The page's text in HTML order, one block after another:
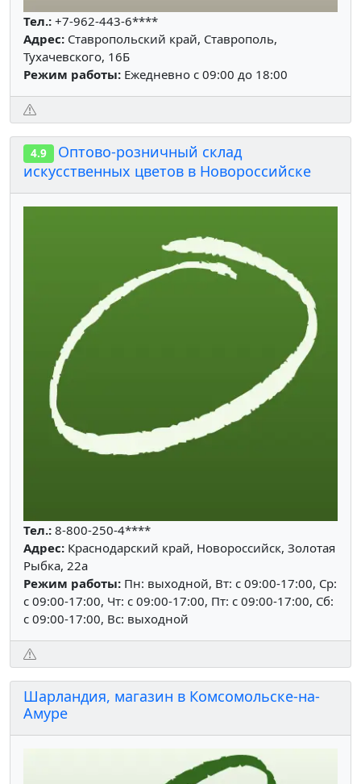
Тел.: +7-962-443-6****
Адрес: Ставропольский край, Ставрополь,
Тухачевского, 16Б
Режим работы: Ежедневно с 09:00 до 18:00
4.9
Оптово-розничный склад
искусственных цветов в Новороссийске
Тел.: 8-800-250-4****
Адрес: Краснодарский край, Новороссийск, Золотая
Рыбка, 22а
Режим работы: Пн: выходной, Вт: c 09:00-17:00, Ср:
c 09:00-17:00, Чт: c 09:00-17:00, Пт: c 09:00-17:00, Сб:
c 09:00-17:00, Вс: выходной
Шарландия, магазин в Комсомольске-на-
Амуре